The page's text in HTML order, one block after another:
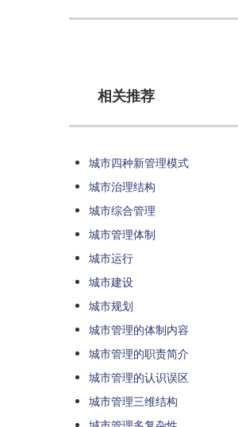
相关推荐
城市四种新管理模式
城市治理结构
城市综合管理
城市管理体制
城市运行
城市建设
城市规划
城市管理的体制内容
城市管理的职责简介
城市管理的认识误区
城市管理三维结构